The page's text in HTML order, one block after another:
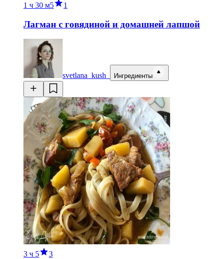
1 ч 30 м5 1
Лагман с говядиной и домашней лапшой
svetlana_kush_ Ингредиенты
3 ч 5 3